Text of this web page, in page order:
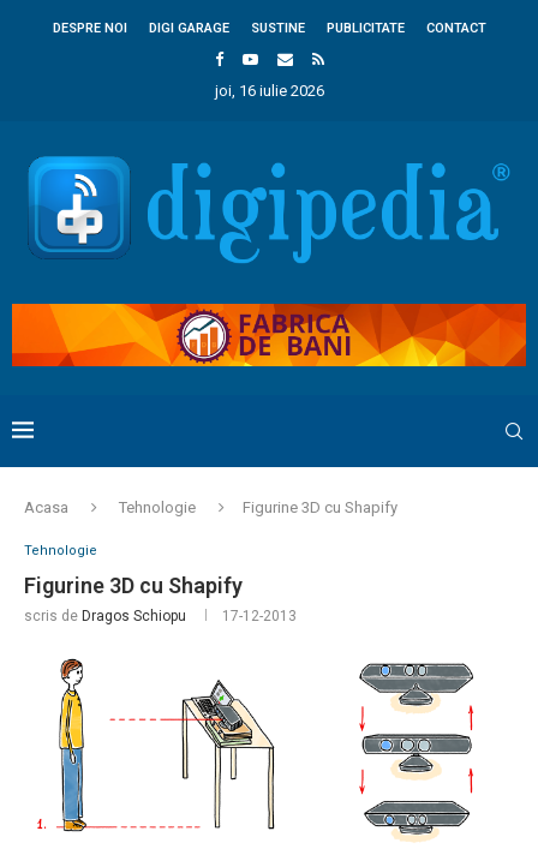
DESPRE NOI DIGI GARAGE SUSTINE PUBLICITATE CONTACT
joi, 16 iulie 2026
Acasa Tehnologie Figurine 3D cu Shapify
Tehnologie
Figurine 3D cu Shapify
scris de Dragos Schiopu 17-12-2013